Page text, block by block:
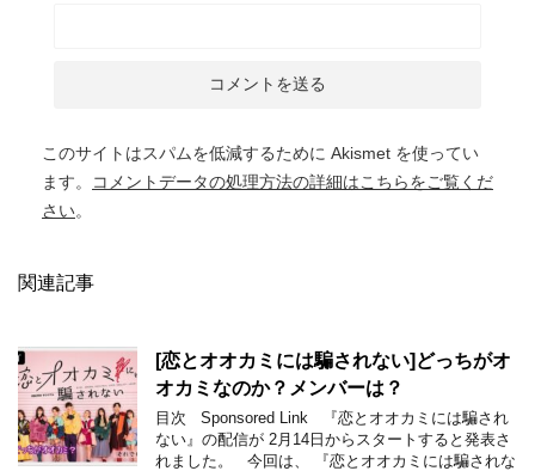
このサイトはスパムを低減するために Akismet を使ってい
ます。
コメントデータの処理方法の詳細はこちらをご覧くだ
さい。
関連記事
[恋とオオカミには騙されない]どっちがオ
オカミなのか？メンバーは？
目次 Sponsored Link 『恋とオオカミには騙され
ない』の配信が 2月14日からスタートすると発表さ
れました。 今回は、 『恋とオオカミには騙されな